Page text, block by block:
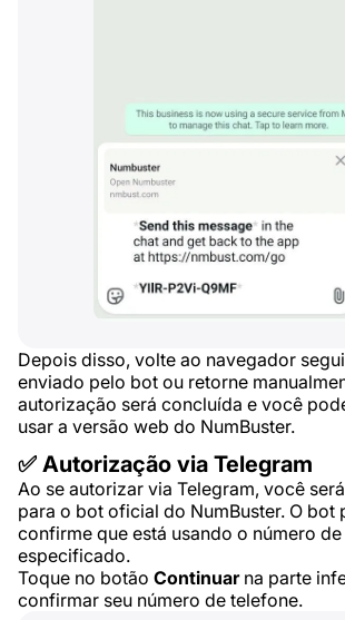
Depois disso, volte ao navegador
enviado pelo bot ou retorne
autorização será concluída e você
usar a versão web do NumBuster.
✅ Autorização via Telegram
Ao se autorizar via Telegram, você
para o bot oficial do NumBuster. O bot
confirme que está usando o número
especificado.
Toque no botão Continuarna parte
confirmar seu número de telefone.